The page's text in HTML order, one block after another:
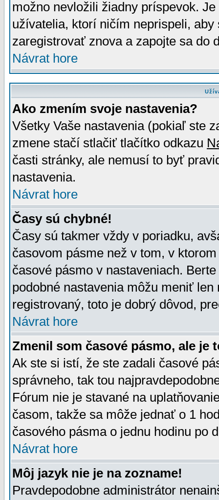
možno nevložili žiadny príspevok.
užívatelia, ktorí ničím neprispeli,
zaregistrovať znova a zapojte sa do
Návrat hore
Ako zmením svoje nastavenia?
Všetky Vaše nastavenia (pokiaľ ste
zmene stačí stlačiť tlačítko odkazu
časti stránky, ale nemusí to byť
nastavenia.
Návrat hore
Časy sú chybné!
Časy sú takmer vždy v poriadku,
časovom pásme než v tom, v
časové pásmo v nastaveniach.
podobné nastavenia môžu meniť
registrovaný, toto je dobrý dôvod,
Návrat hore
Zmenil som časové pásmo, ale je
Ak ste si istí, že ste zadali časové
správneho, tak tou
Fórum nie je stavané na
časom, takže sa môže jednať o 1
časového pásma o jednu hodinu po
Návrat hore
Môj jazyk nie je na zozname!
Pravdepodobne administrátor